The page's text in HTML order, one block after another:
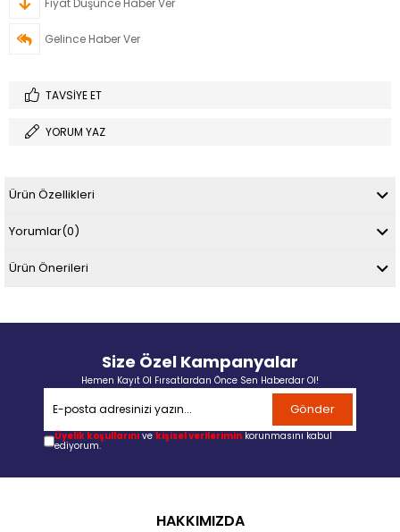
Fiyat Düşünce Haber Ver
Gelince Haber Ver
TAVSIYE ET
YORUM YAZ
Ürün Özellikleri
Yorumlar(0)
Ürün Önerileri
Size Özel Kampanyalar
Hemen Kayıt Ol Fırsatlardan Önce Sen Haberdar Ol!
Gönder
Üyelik koşullarını ve kişisel verilerimin korunmasını kabul
ediyorum.
HAKKIMIZDA